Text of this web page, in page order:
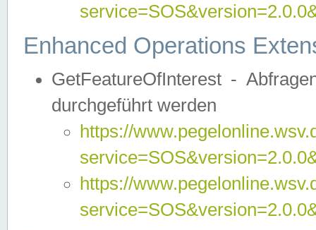
Enhanced Operations
GetFeatureOfInterest -
durchgeführt werden
https://
https://